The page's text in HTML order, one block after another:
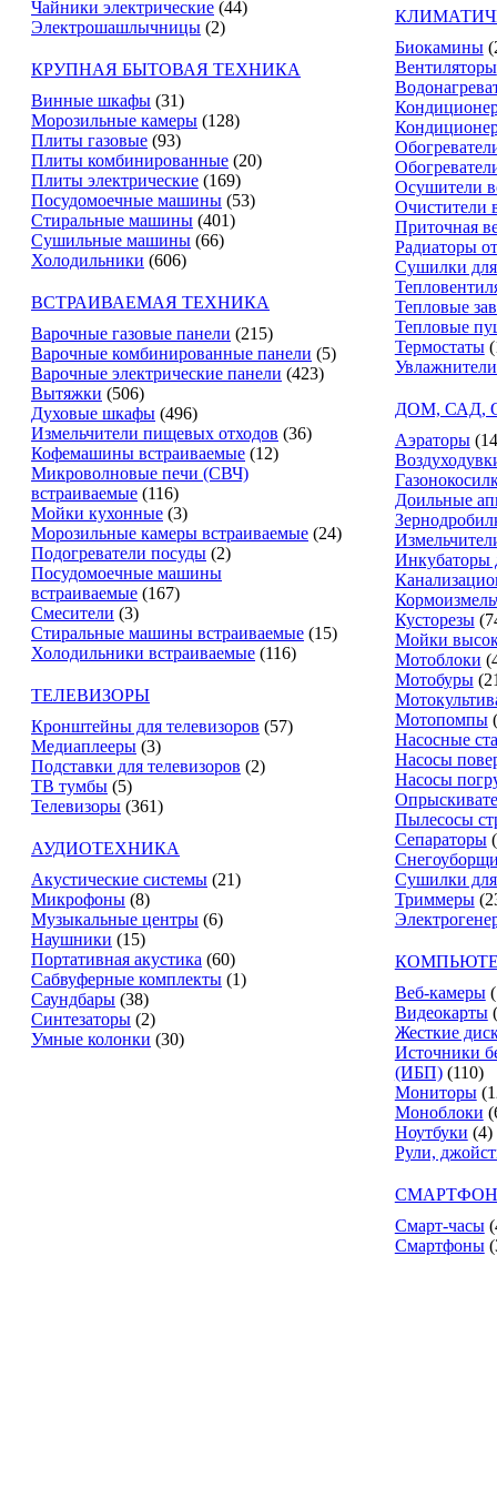
Чайники электрические (44)
Электрошашлычницы (2)
КРУПНАЯ БЫТОВАЯ ТЕХНИКА
Винные шкафы (31)
Морозильные камеры (128)
Плиты газовые (93)
Плиты комбинированные (20)
Плиты электрические (169)
Посудомоечные машины (53)
Стиральные машины (401)
Сушильные машины (66)
Холодильники (606)
ВСТРАИВАЕМАЯ ТЕХНИКА
Варочные газовые панели (215)
Варочные комбинированные панели (5)
Варочные электрические панели (423)
Вытяжки (506)
Духовые шкафы (496)
Измельчители пищевых отходов (36)
Кофемашины встраиваемые (12)
Микроволновые печи (СВЧ)
встраиваемые (116)
Мойки кухонные (3)
Морозильные камеры встраиваемые (24)
Подогреватели посуды (2)
Посудомоечные машины
встраиваемые (167)
Смесители (3)
Стиральные машины встраиваемые (15)
Холодильники встраиваемые (116)
ТЕЛЕВИЗОРЫ
Кронштейны для телевизоров (57)
Медиаплееры (3)
Подставки для телевизоров (2)
ТВ тумбы (5)
Телевизоры (361)
АУДИОТЕХНИКА
Акустические системы (21)
Микрофоны (8)
Музыкальные центры (6)
Наушники (15)
Портативная акустика (60)
Сабвуферные комплекты (1)
Саундбары (38)
Синтезаторы (2)
Умные колонки (30)
Биокамины
Вентиляторы
Осушители
Очистители
Приточная
Радиаторы
Сушилки
Тепловые
Тепловые
Термостаты
ДОМ, САД,
Аэраторы
Доильные
Инкубаторы
Кусторезы
Мойки
Мотоблоки
Мотобуры
Мотопомпы
Насосные
Насосы
Насосы
Пылесосы
Сепараторы
Сушилки
Триммеры
Веб-камеры
Видеокарты
Жесткие
Источники
(ИБП) (110)
Мониторы
Моноблоки
Ноутбуки (4)
Рули,
Смарт-часы
Смартфоны